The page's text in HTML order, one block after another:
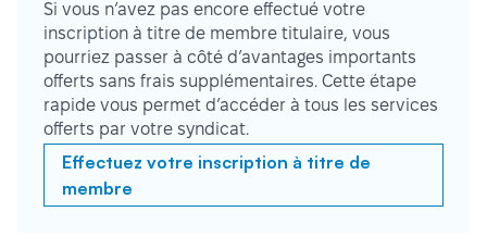
Si vous n’avez pas encore effectué votre
inscription à titre de membre titulaire, vous
pourriez passer à côté d’avantages importants
offerts sans frais supplémentaires. Cette étape
rapide vous permet d’accéder à tous les services
offerts par votre syndicat.
Effectuez votre inscription à titre de
membre